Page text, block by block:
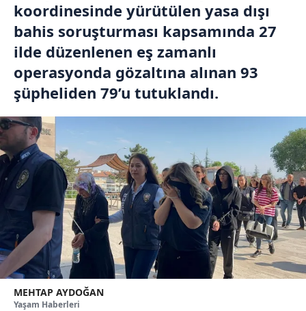
koordinesinde yürütülen yasa dışı
bahis soruşturması kapsamında 27
ilde düzenlenen eş zamanlı
operasyonda gözaltına alınan 93
şüpheliden 79’u tutuklandı.
MEHTAP AYDOĞAN
Yaşam Haberleri